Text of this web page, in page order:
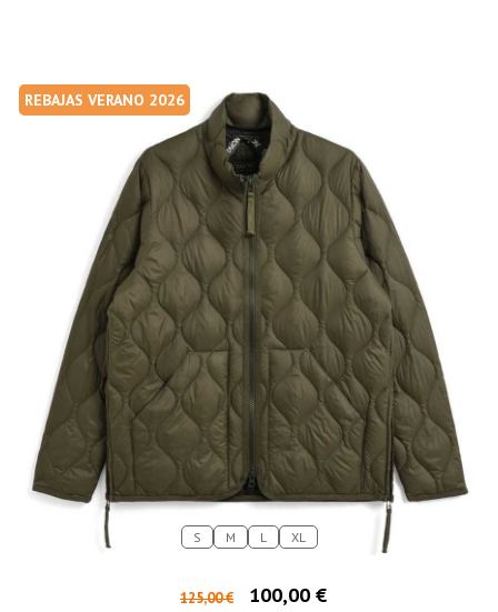
REBAJAS VERANO 2026
S M L XL
125,00 €
100,00 €